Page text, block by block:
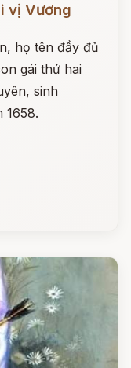
vị Vương
họ tên đầy đủ
gái thứ hai
sinh
1658.